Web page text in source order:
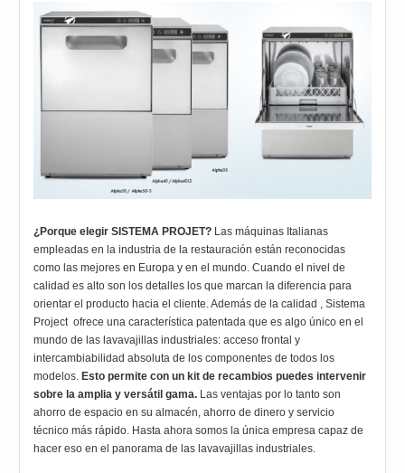
¿Porque elegir SISTEMA PROJET? Las máquinas Italianas
empleadas en la industria de la restauración están reconocidas
como las mejores en Europa y en el mundo. Cuando el nivel de
calidad es alto son los detalles los que marcan la diferencia para
orientar el producto hacia el cliente. Además de la calidad , Sistema
Project ofrece una característica patentada que es algo único en el
mundo de las lavavajillas industriales: acceso frontal y
intercambiabilidad absoluta de los componentes de todos los
modelos. Esto permite con un kit de recambios puedes intervenir
sobre la amplia y versátil gama. Las ventajas por lo tanto son
ahorro de espacio en su almacén, ahorro de dinero y servicio
técnico más rápido. Hasta ahora somos la única empresa capaz de
hacer eso en el panorama de las lavavajillas industriales.